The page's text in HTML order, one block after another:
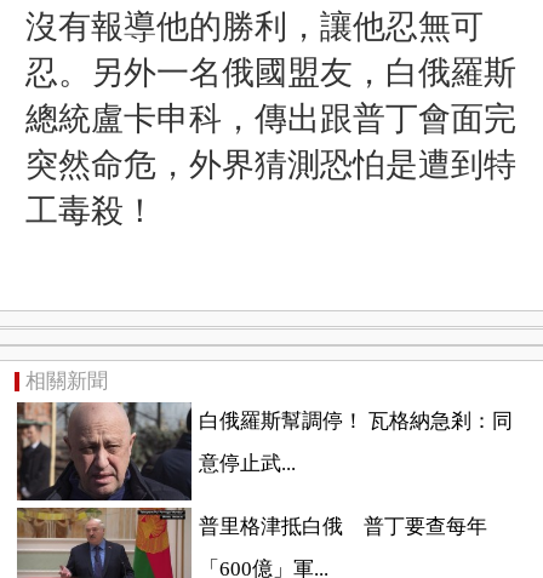
沒有報導他的勝利，讓他忍無可
忍。另外一名俄國盟友，白俄羅斯
總統盧卡申科，傳出跟普丁會面完
突然命危，外界猜測恐怕是遭到特
工毒殺！
相關新聞
白俄羅斯幫調停！ 瓦格納急剎：同
意停止武...
普里格津抵白俄 普丁要查每年
「600億」軍...